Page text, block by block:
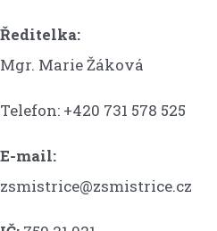
Ředitelka:
Mgr. Marie Žáková
Telefon: +420 731 578 525
E-mail:
zsmistrice@zsmistrice.cz